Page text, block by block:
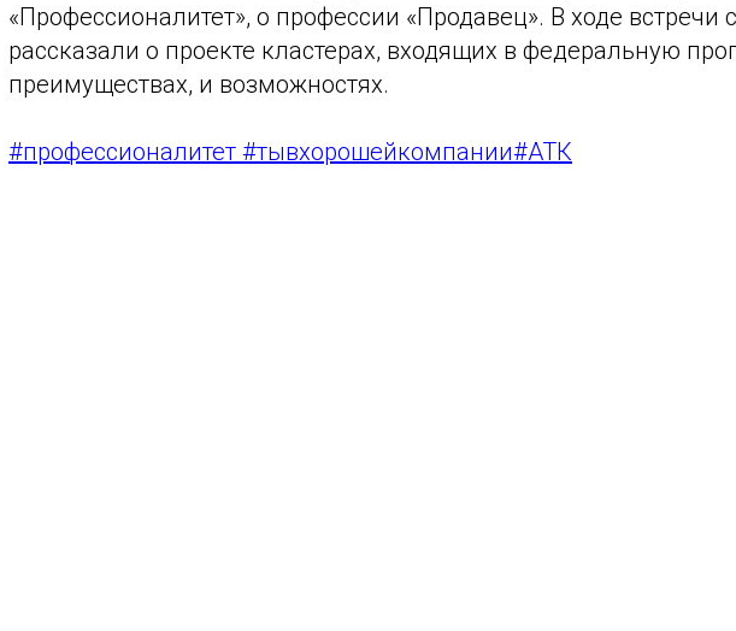
«Профессионалитет», о профессии «Продавец». В ходе встречи
рассказали о проекте кластерах, входящих в федеральную
преимуществах, и возможностях.
#профессионалитет #тывхорошейкомпании#АТК